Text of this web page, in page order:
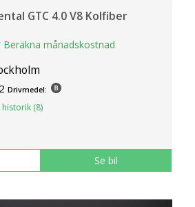
GTC 4.0 V8 Kolfiber
Beräkna månadskostnad
Drivmedel:
historik (8)
Se bil